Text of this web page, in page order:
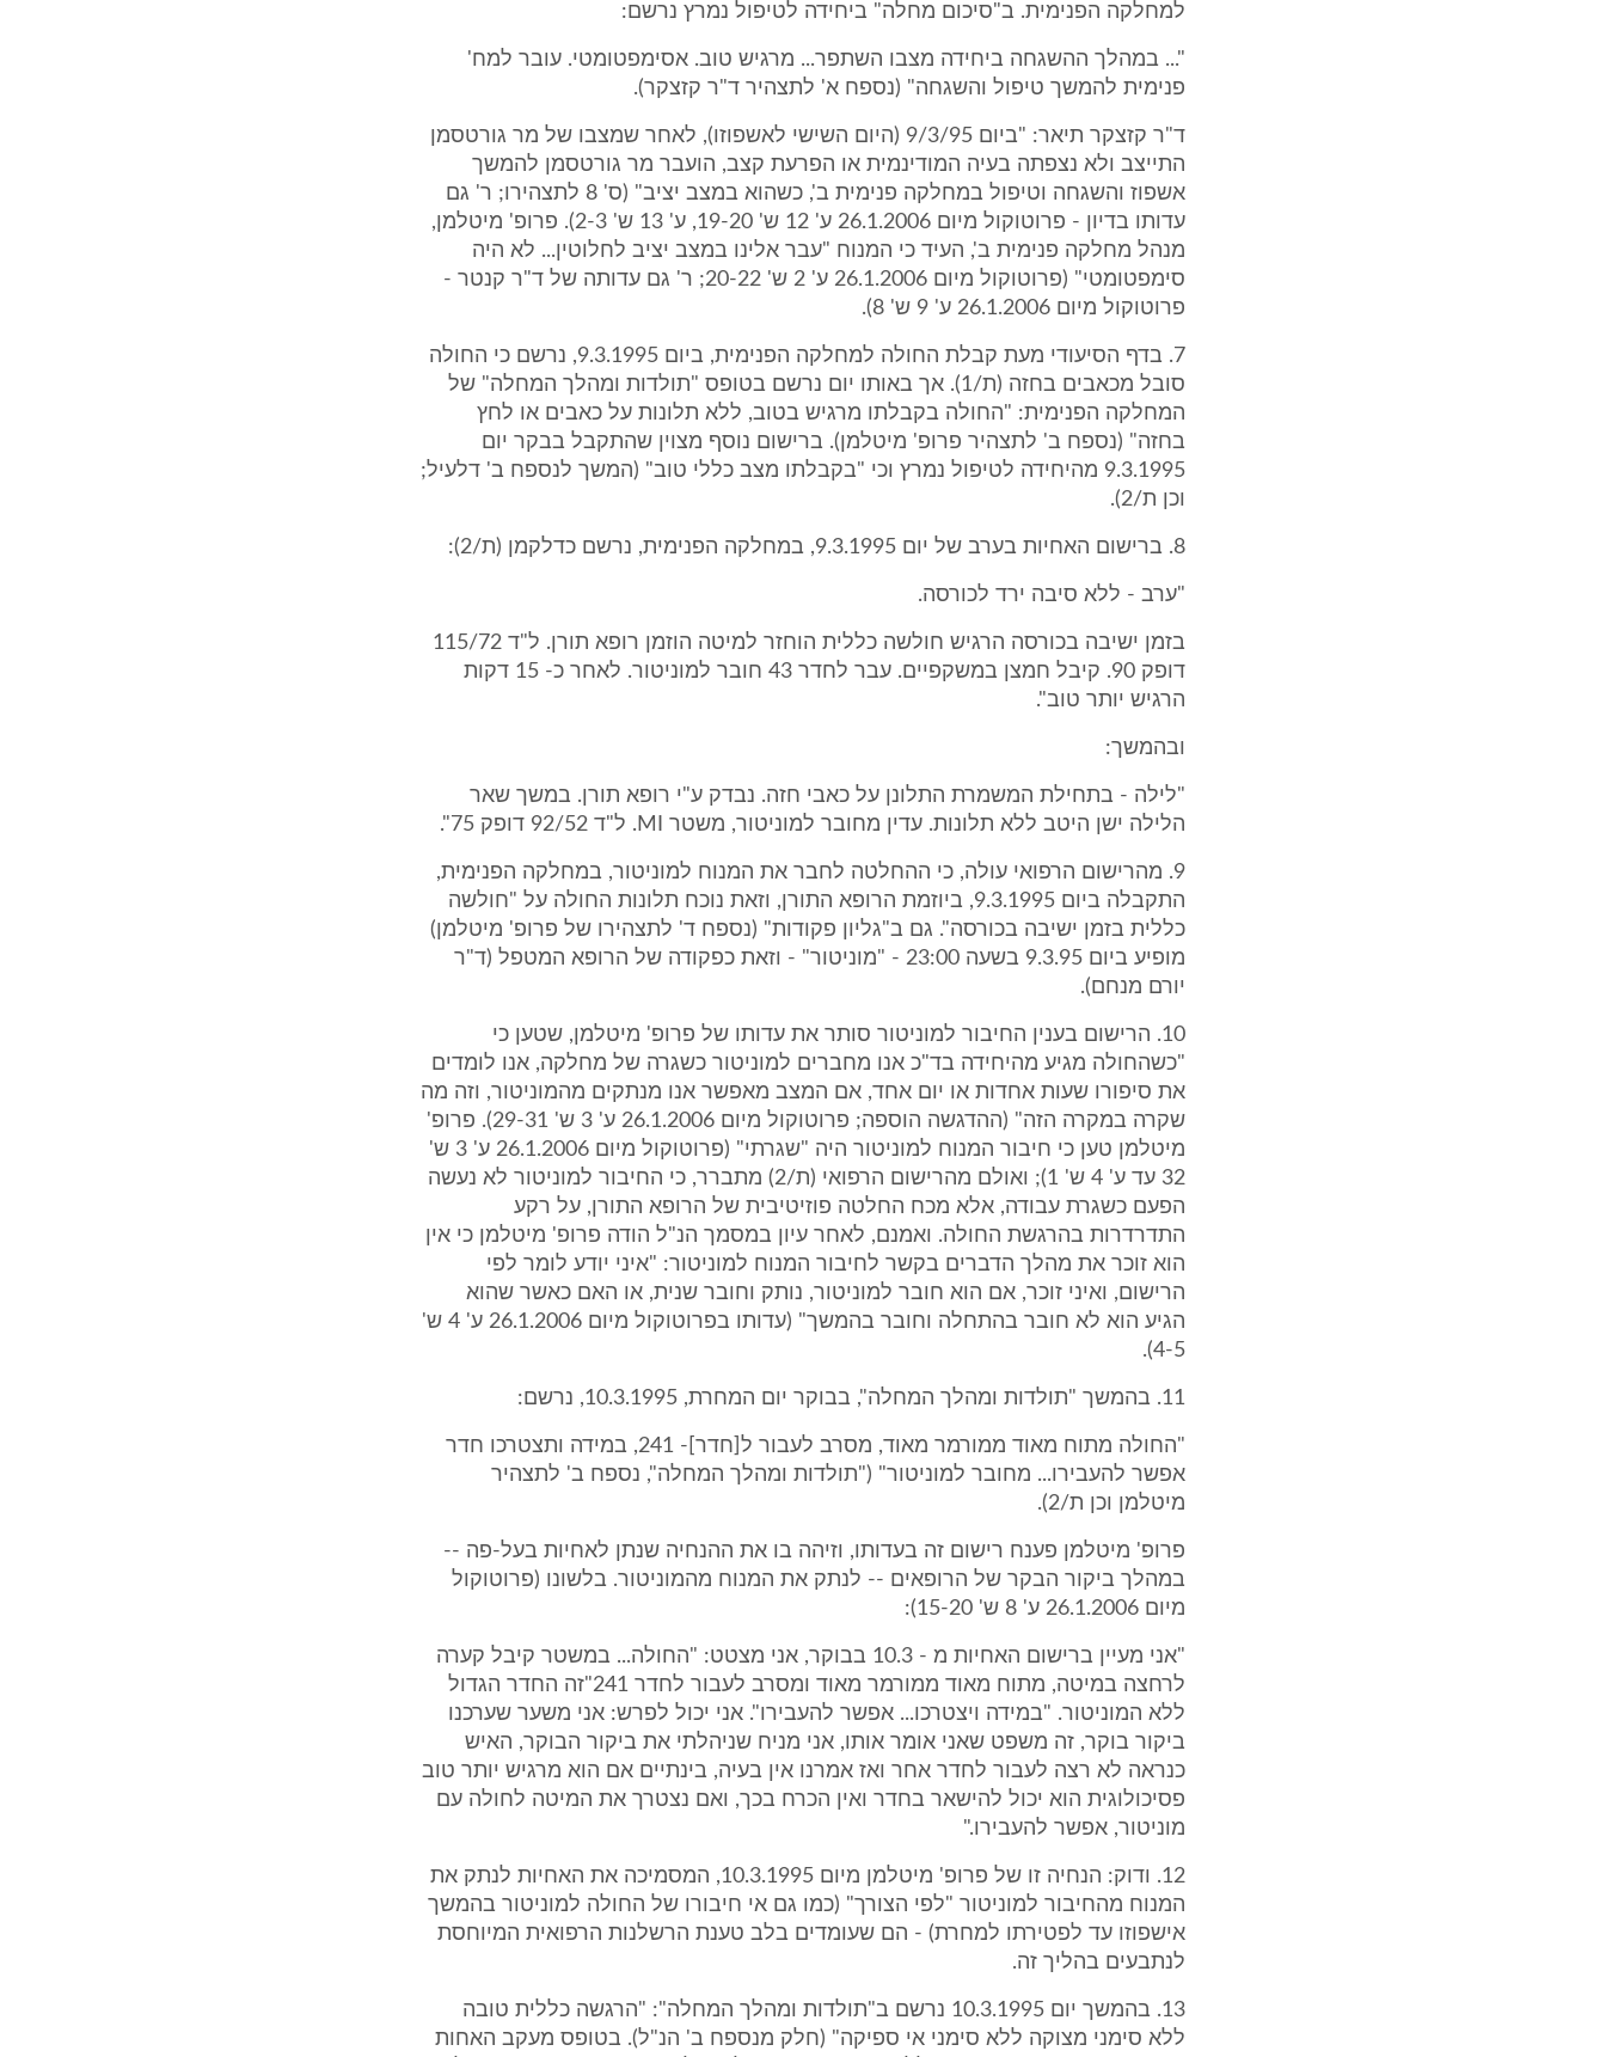
למחלקה הפנימית. ב"סיכום מחלה" ביחידה לטיפול נמרץ נרשם:
"... במהלך ההשגחה ביחידה מצבו השתפר... מרגיש טוב. אסימפטומטי. עובר למח'
פנימית להמשך טיפול והשגחה" (נספח א' לתצהיר ד"ר קזצקר).
ד"ר קזצקר תיאר: "ביום 9/3/95 (היום השישי לאשפוזו), לאחר שמצבו של מר גורטסמן
התייצב ולא נצפתה בעיה המודינמית או הפרעת קצב, הועבר מר גורטסמן להמשך
אשפוז והשגחה וטיפול במחלקה פנימית ב', כשהוא במצב יציב" (ס' 8 לתצהירו; ר' גם
עדותו בדיון - פרוטוקול מיום 26.1.2006 ע' 12 ש' 19-20, ע' 13 ש' 2-3). פרופ' מיטלמן,
מנהל מחלקה פנימית ב', העיד כי המנוח "עבר אלינו במצב יציב לחלוטין... לא היה
סימפטומטי" (פרוטוקול מיום 26.1.2006 ע' 2 ש' 20-22; ר' גם עדותה של ד"ר קנטר -
פרוטוקול מיום 26.1.2006 ע' 9 ש' 8).
7. בדף הסיעודי מעת קבלת החולה למחלקה הפנימית, ביום 9.3.1995, נרשם כי החולה
סובל מכאבים בחזה (ת/1). אך באותו יום נרשם בטופס "תולדות ומהלך המחלה" של
המחלקה הפנימית: "החולה בקבלתו מרגיש בטוב, ללא תלונות על כאבים או לחץ
בחזה" (נספח ב' לתצהיר פרופ' מיטלמן). ברישום נוסף מצוין שהתקבל בבקר יום
9.3.1995 מהיחידה לטיפול נמרץ וכי "בקבלתו מצב כללי טוב" (המשך לנספח ב' דלעיל;
וכן ת/2).
8. ברישום האחיות בערב של יום 9.3.1995, במחלקה הפנימית, נרשם כדלקמן (ת/2):
"ערב - ללא סיבה ירד לכורסה.
בזמן ישיבה בכורסה הרגיש חולשה כללית הוחזר למיטה הוזמן רופא תורן. ל"ד 115/72
דופק 90. קיבל חמצן במשקפיים. עבר לחדר 43 חובר למוניטור. לאחר כ- 15 דקות
הרגיש יותר טוב".
ובהמשך:
"לילה - בתחילת המשמרת התלונן על כאבי חזה. נבדק ע"י רופא תורן. במשך שאר
הלילה ישן היטב ללא תלונות. עדין מחובר למוניטור, משטר MI. ל"ד 92/52 דופק 75".
9. מהרישום הרפואי עולה, כי ההחלטה לחבר את המנוח למוניטור, במחלקה הפנימית,
התקבלה ביום 9.3.1995, ביוזמת הרופא התורן, וזאת נוכח תלונות החולה על "חולשה
כללית בזמן ישיבה בכורסה". גם ב"גליון פקודות" (נספח ד' לתצהירו של פרופ' מיטלמן)
מופיע ביום 9.3.95 בשעה 23:00 - "מוניטור" - וזאת כפקודה של הרופא המטפל (ד"ר
יורם מנחם).
10. הרישום בענין החיבור למוניטור סותר את עדותו של פרופ' מיטלמן, שטען כי
"כשהחולה מגיע מהיחידה בד"כ אנו מחברים למוניטור כשגרה של מחלקה, אנו לומדים
את סיפורו שעות אחדות או יום אחד, אם המצב מאפשר אנו מנתקים מהמוניטור, וזה מה
שקרה במקרה הזה" (ההדגשה הוספה; פרוטוקול מיום 26.1.2006 ע' 3 ש' 29-31). פרופ'
מיטלמן טען כי חיבור המנוח למוניטור היה "שגרתי" (פרוטוקול מיום 26.1.2006 ע' 3 ש'
32 עד ע' 4 ש' 1); ואולם מהרישום הרפואי (ת/2) מתברר, כי החיבור למוניטור לא נעשה
הפעם כשגרת עבודה, אלא מכח החלטה פוזיטיבית של הרופא התורן, על רקע
התדרדרות בהרגשת החולה. ואמנם, לאחר עיון במסמך הנ"ל הודה פרופ' מיטלמן כי אין
הוא זוכר את מהלך הדברים בקשר לחיבור המנוח למוניטור: "איני יודע לומר לפי
הרישום, ואיני זוכר, אם הוא חובר למוניטור, נותק וחובר שנית, או האם כאשר שהוא
הגיע הוא לא חובר בהתחלה וחובר בהמשך" (עדותו בפרוטוקול מיום 26.1.2006 ע' 4 ש'
4-5).
11. בהמשך "תולדות ומהלך המחלה", בבוקר יום המחרת, 10.3.1995, נרשם:
"החולה מתוח מאוד ממורמר מאוד, מסרב לעבור ל[חדר]- 241, במידה ותצטרכו חדר
אפשר להעבירו... מחובר למוניטור" ("תולדות ומהלך המחלה", נספח ב' לתצהיר
מיטלמן וכן ת/2).
פרופ' מיטלמן פענח רישום זה בעדותו, וזיהה בו את ההנחיה שנתן לאחיות בעל-פה --
במהלך ביקור הבקר של הרופאים -- לנתק את המנוח מהמוניטור. בלשונו (פרוטוקול
מיום 26.1.2006 ע' 8 ש' 15-20):
"אני מעיין ברישום האחיות מ - 10.3 בבוקר, אני מצטט: "החולה... במשטר קיבל קערה
לרחצה במיטה, מתוח מאוד ממורמר מאוד ומסרב לעבור לחדר 241"זה החדר הגדול
ללא המוניטור. "במידה ויצטרכו... אפשר להעבירו". אני יכול לפרש: אני משער שערכנו
ביקור בוקר, זה משפט שאני אומר אותו, אני מניח שניהלתי את ביקור הבוקר, האיש
כנראה לא רצה לעבור לחדר אחר ואז אמרנו אין בעיה, בינתיים אם הוא מרגיש יותר טוב
פסיכולוגית הוא יכול להישאר בחדר ואין הכרח בכך, ואם נצטרך את המיטה לחולה עם
מוניטור, אפשר להעבירו."
12. ודוק: הנחיה זו של פרופ' מיטלמן מיום 10.3.1995, המסמיכה את האחיות לנתק את
המנוח מהחיבור למוניטור "לפי הצורך" (כמו גם אי חיבורו של החולה למוניטור בהמשך
אישפוזו עד לפטירתו למחרת) - הם שעומדים בלב טענת הרשלנות הרפואית המיוחסת
לנתבעים בהליך זה.
13. בהמשך יום 10.3.1995 נרשם ב"תולדות ומהלך המחלה": "הרגשה כללית טובה
ללא סימני מצוקה ללא סימני אי ספיקה" (חלק מנספח ב' הנ"ל). בטופס מעקב האחות